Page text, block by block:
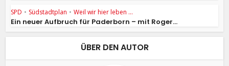
SPD • Südstadtplan • Weil wir hier leben ...
Ein neuer Aufbruch für Paderborn – mit Roger...
ÜBER DEN AUTOR